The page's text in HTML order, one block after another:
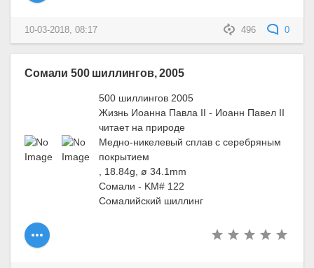
496 0
10-03-2018, 08:17
Сомали 500 шиллингов, 2005
500 шиллингов 2005
Жизнь Иоанна Павла II - Иоанн Павел II
читает на природе
Медно-никелевый сплав с серебряным
покрытием
, 18.84g, ø 34.1mm
Сомали - KM# 122
Сомалийский шиллинг